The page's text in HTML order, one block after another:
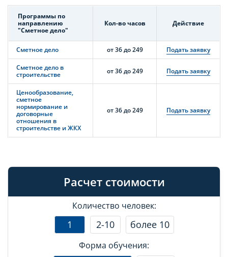
Программы по
направлению
"Сметное дело"
Кол-во часов Действие
Сметное дело от 36 до 249 Подать заявку
Сметное дело в
строительстве
от 36 до 249 Подать заявку
Ценообразование,
сметное
нормирование и
договорные
отношения в
строительстве и ЖКХ
от 36 до 249 Подать заявку
Расчет стоимости
Количество человек:
1 2-10 более 10
Форма обучения: